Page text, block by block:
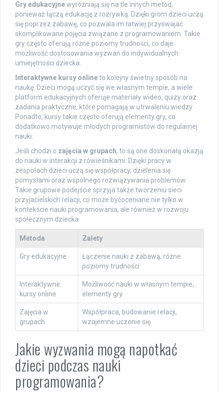
Gry edukacyjnewyróżniają się na tle innych metod,
ponieważ łączą edukację z rozrywką. Dzięki grom dzieci uczą
się poprzez zabawę, co pozwala im łatwiej przyswajać
skomplikowane pojęcia związane z programowaniem. Takie
gry często oferują różne poziomy trudności, co daje
możliwość dostosowania wyzwań do indywidualnych
umiejętności dziecka.
Interaktywne kursy onlineto kolejny świetny sposób na
naukę. Dzieci mogą uczyć się we własnym tempie, a wiele
platform edukacyjnych oferuje materiały wideo, quizy oraz
zadania praktyczne, które pomagają w utrwaleniu wiedzy.
Ponadto, kursy takie często oferują elementy gry, co
dodatkowo motywuje młodych programistów do regularnej
nauki.
Jeśli chodzi o zajęcia w grupach, to są one doskonałą okazją
do nauki w interakcji z rówieśnikami. Dzięki pracy w
zespołach dzieci uczą się współpracy, dzielenia się
pomysłami oraz wspólnego rozwiązywania problemów.
Takie grupowe podejście sprzyja także tworzeniu sieci
przyjacielskich relacji, co może byćoceniane nie tylko w
kontekście nauki programowania, ale również w rozwoju
społecznym dziecka.
Metoda Zalety
Gry edukacyjne
Łączenie nauki z zabawą, różne
poziomy trudności
Interaktywne
kursy online
Możliwość nauki w własnym tempie,
elementy gry
Zajęcia w
grupach
Współpraca, budowanie relacji,
wzajemne uczenie się
Jakie wyzwania mogą napotkać
dzieci podczas nauki
programowania?